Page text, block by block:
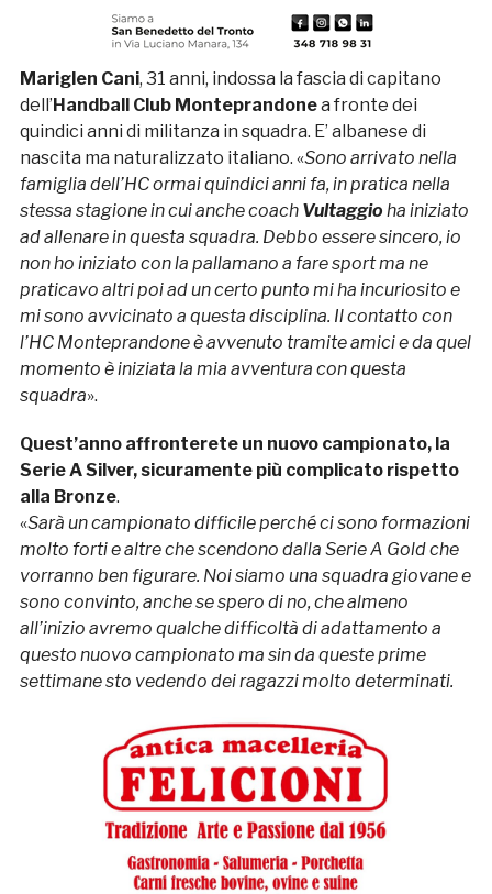
Mariglen Cani, 31 anni, indossa la fascia di capitano
dell’ Handball Club Monteprandonea fronte dei
quindici anni di militanza in squadra. E’ albanese di
nascita ma naturalizzato italiano. «Sono arrivato nella
famiglia dell’HC ormai quindici anni fa, in pratica nella
stessa stagione in cui anche coach Vultaggio ha iniziato
ad allenare in questa squadra. Debbo essere sincero, io
non ho iniziato con la pallamano a fare sport ma ne
praticavo altri poi ad un certo punto mi ha incuriosito e
mi sono avvicinato a questa disciplina. Il contatto con
l’HC Monteprandone è avvenuto tramite amici e da quel
momento è iniziata la mia avventura con questa
squadra».
Quest’anno affronterete un nuovo campionato, la
Serie A Silver, sicuramente più complicato rispetto
alla Bronze.
«Sarà un campionato difficile perché ci sono formazioni
molto forti e altre che scendono dalla Serie A Gold che
vorranno ben figurare. Noi siamo una squadra giovane e
sono convinto, anche se spero di no, che almeno
all’inizio avremo qualche difficoltà di adattamento a
questo nuovo campionato ma sin da queste prime
settimane sto vedendo dei ragazzi molto determinati.